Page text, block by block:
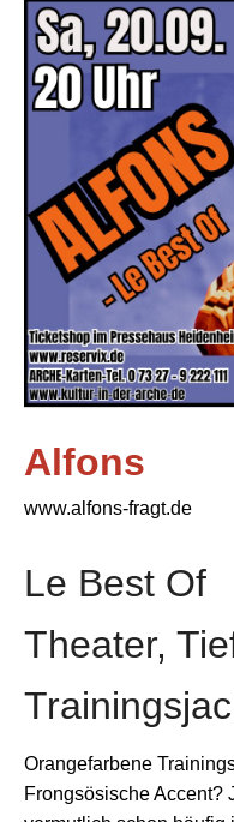
Alfons
www.alfons-fragt.de
Le Best Of
Theater,
Orangefarbene
Frongsösische Accent?